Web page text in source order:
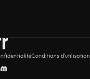
Conditions d’utilisation